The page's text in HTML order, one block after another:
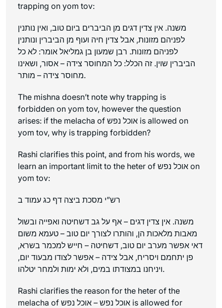
trapping on yom tov:
משנה. אין צדין דגים מן הביברים ביום טוב, ואין נותנין
לפניהם מזונות, אבל צדין חיה ועוף מן הביברין ונותנין
לפניהם מזונות. רבן שמעון בן גמליאל אומר: לא כל
הביברין שוין. זה הכלל: כל המחוסר צידה – אסור, ושאינו
מחוסר צידה – מותר.
The mishna doesn’t note why trapping is
forbidden on yom tov, however the question
arises: if the melacha of אוכל נפש is allowed on
yom tov, why is trapping forbidden?
Rashi clarifies this point, and from his words, we
learn an important limit to the heter of אוכל נפש on
yom tov:
רש”י מסכת ביצה דף כג עמוד ב
משנה. אין צדין דגים – אף על גב דשחיטה ואפייה ובשול
מאבות מלאכות הן, והותרו לצורך יום טוב – טעמא משום
דאי אפשר מערב יום טוב, דשחיטה – חייש למכמר בשרא,
פן יתחמם ויסריח, אבל צידה – אפשר לצודו מבעוד יום,
ויניחנו במצודתו במים, ולא ימות ולמחר יטלהו.
Rashi clarifies the reason for the heter of the
melacha of אוכל נפש – אוכל נפש is allowed for